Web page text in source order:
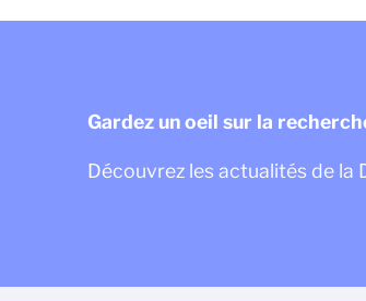
Gardez un oeil sur la
Découvrez les actualités de la